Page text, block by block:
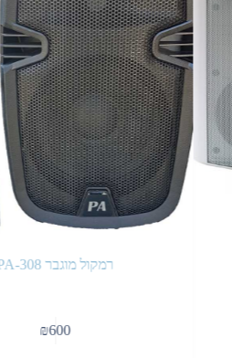
רמקול מוגבר PA-308